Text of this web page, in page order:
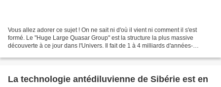
Vous allez adorer ce sujet ! On ne sait ni d'où il vient ni comment il s'est
formé. Le "Huge Large Quasar Group" est la structure la plus massive
découverte à ce jour dans l'Univers. Il fait de 1 à 4 milliards d'années-
La technologie antédiluvienne de Sibérie est en